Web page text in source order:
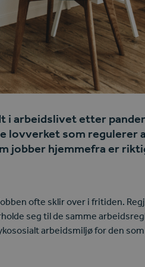
i arbeidslivet etter
lovverket som
jobber hjemmefra er
ofte sklir over i fritiden.
seg til de samme
arbeidsmiljø for den